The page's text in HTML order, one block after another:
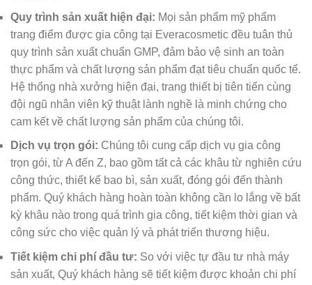
Quy trình sản xuất hiện đại: Mọi sản phẩm mỹ phẩm
trang điểm được gia công tại Everacosmetic đều tuân thủ
quy trình sản xuất chuẩn GMP, đảm bảo vệ sinh an toàn
thực phẩm và chất lượng sản phẩm đạt tiêu chuẩn quốc tế.
Hệ thống nhà xưởng hiện đại, trang thiết bị tiên tiến cùng
đội ngũ nhân viên kỹ thuật lành nghề là minh chứng cho
cam kết về chất lượng sản phẩm của chúng tôi.
Dịch vụ trọn gói: Chúng tôi cung cấp dịch vụ gia công
trọn gói, từ A đến Z, bao gồm tất cả các khâu từ nghiên cứu
công thức, thiết kế bao bì, sản xuất, đóng gói đến thành
phẩm. Quý khách hàng hoàn toàn không cần lo lắng về bất
kỳ khâu nào trong quá trình gia công, tiết kiệm thời gian và
công sức cho việc quản lý và phát triển thương hiệu.
Tiết kiệm chi phí đầu tư: So với việc tự đầu tư nhà máy
sản xuất, Quý khách hàng sẽ tiết kiệm được khoản chi phí